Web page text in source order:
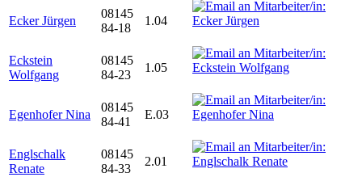
Ecker Jürgen
08145
84-18
1.04
Eckstein
Wolfgang
08145
84-23
1.05
Egenhofer Nina
08145
84-41
E.03
Englschalk
Renate
08145
84-33
2.01